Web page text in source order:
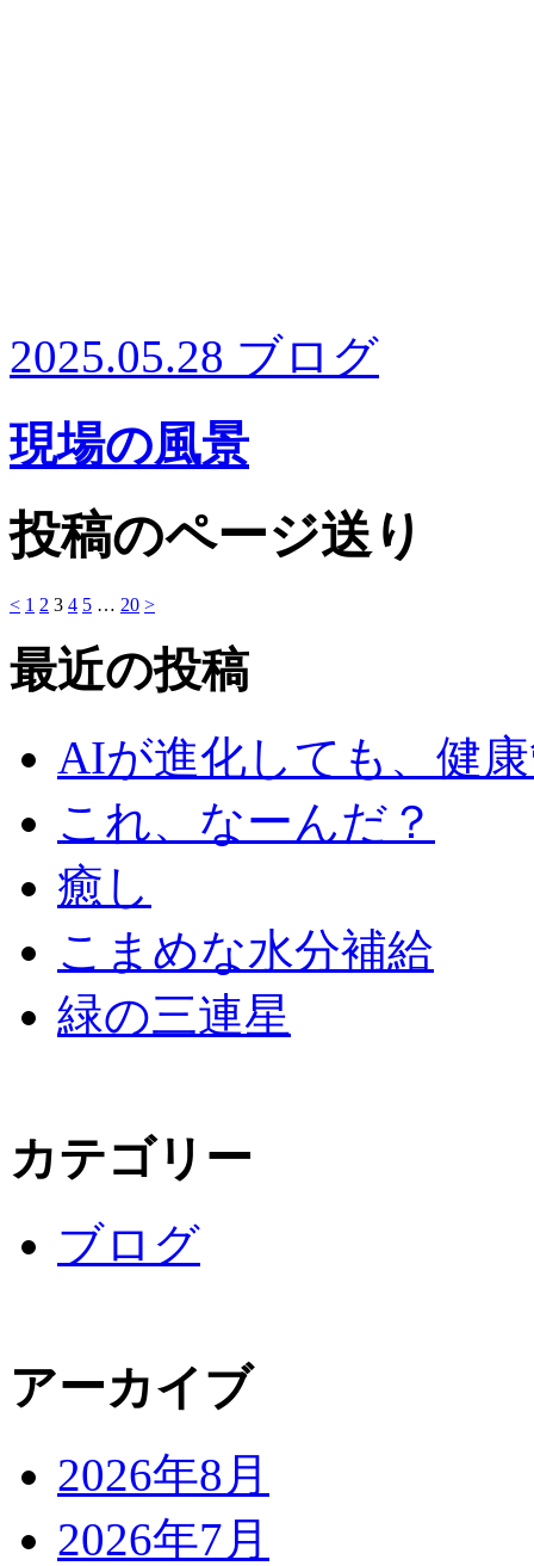
2025.05.28 ブログ
現場の風景
投稿のページ送り
< 1 2 3 4 5 … 20 >
最近の投稿
AIが進化しても、健
これ、なーんだ？
癒し
こまめな水分補給
緑の三連星
カテゴリー
ブログ
アーカイブ
2026年8月
2026年7月